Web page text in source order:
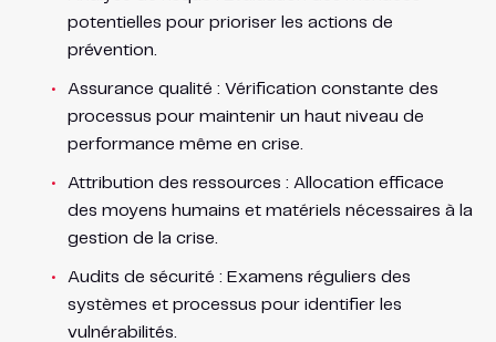
potentielles pour prioriser les actions de
prévention.
Assurance qualité : Vérification constante des
processus pour maintenir un haut niveau de
performance même en crise.
Attribution des ressources : Allocation efficace
des moyens humains et matériels nécessaires à la
gestion de la crise.
Audits de sécurité : Examens réguliers des
systèmes et processus pour identifier les
vulnérabilités.